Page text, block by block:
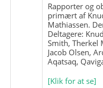
Rapporter og
primært af
Mathiassen.
Deltagere:
Smith, Therkel
Jacob Olsen,
Aqatsaq,
[Klik for at se]